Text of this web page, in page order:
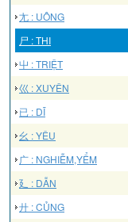
尢 : UÔNG
尸 : THI
屮 : TRIỆT
巛 : XUYÊN
已 : DĨ
幺 : YÊU
广 : NGHIỄM,YỂM
廴 : DẪN
廾 : CỦNG